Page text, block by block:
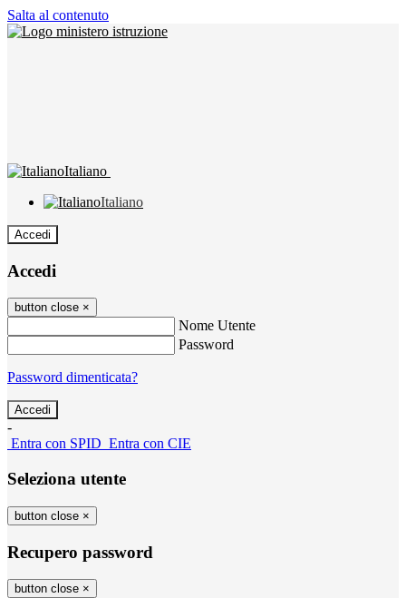
Salta al contenuto
Italiano
Italiano
Accedi
Accedi
button close ×
Nome Utente
Password
Password dimenticata?
-
Entra con SPID Entra con CIE
Seleziona utente
button close ×
Recupero password
button close ×